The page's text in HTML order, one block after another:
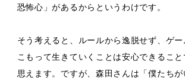
恐怖心」があるからというわけです。
そう考えると、ルールから逸脱せず、ゲー
こもって生きていくことは安心できるこ
思えます。ですが、森田さんは「僕たち